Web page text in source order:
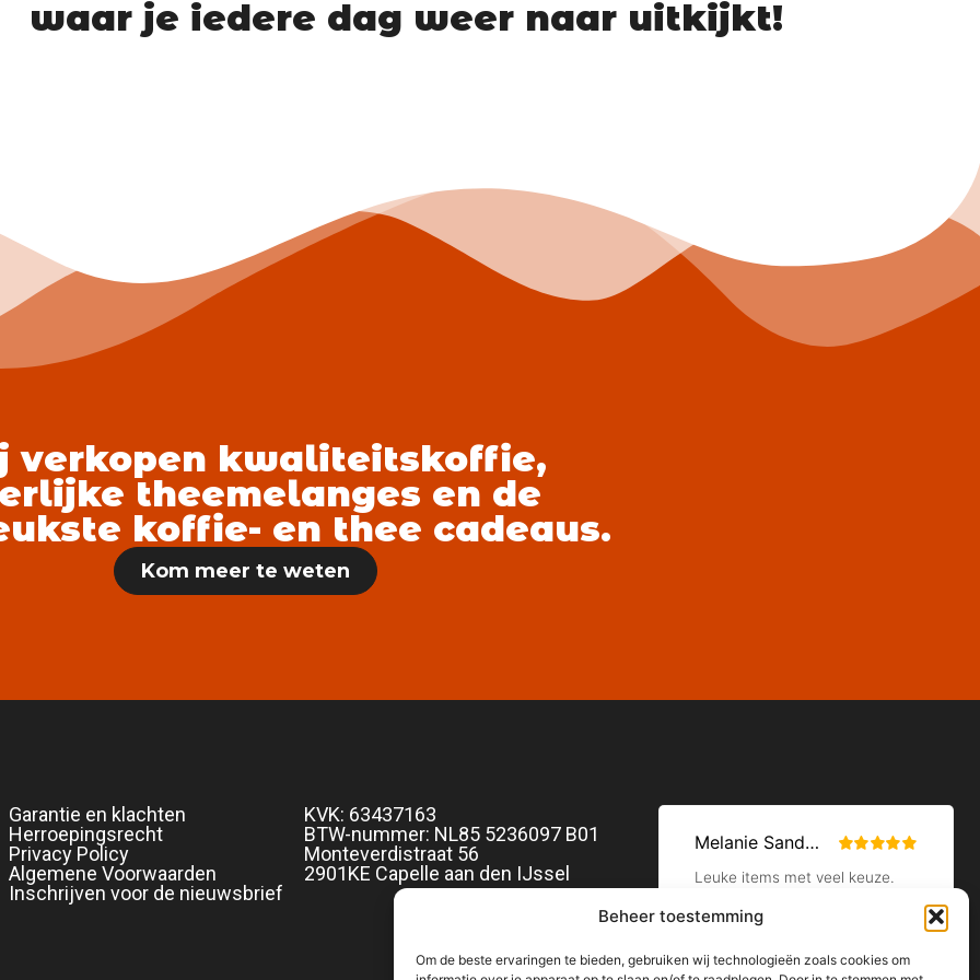
Beheer toestemming
Om de beste ervaringen te bieden, gebruiken wij technologieën zoals cookies om
waar je iedere dag weer naar uitkijkt!
verkopen kwaliteitskoffie,
theemelanges en de
koffie- en thee cadeaus.
Kom meer te weten
Garantie en klachten
Herroepingsrecht
Privacy Policy
Algemene Voorwaarden
Inschrijven voor de nieuwsbrief
KVK: 63437163
BTW-nummer: NL85 5236097 B01
Monteverdistraat 56
2901KE Capelle aan den IJssel